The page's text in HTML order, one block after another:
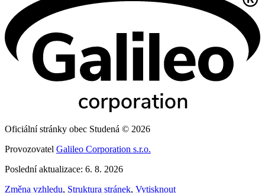
Oficiální stránky obec Studená © 2026
Provozovatel Galileo Corporation s.r.o.
Poslední aktualizace: 6. 8. 2026
Změna vzhledu, Struktura stránek, Vytisknout